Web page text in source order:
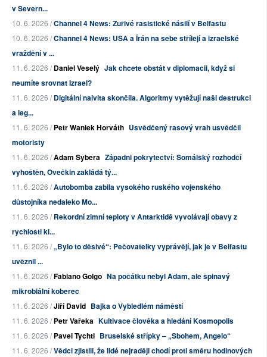
v Severn...
10. 6. 2026 /Channel 4 News: Zuřivé rasistické násilí v Belfastu
10. 6. 2026 /Channel 4 News: USA a Írán na sebe střílejí a izraelské
vraždění v ...
11. 6. 2026 /Daniel Veselý Jak chcete obstát v diplomacii, když si
neumíte srovnat Izrael?
11. 6. 2026 /Digitální naivita skončila. Algoritmy vytěžují naši destrukci
a leg...
11. 6. 2026 /Petr Waniek Horváth Usvědčený rasový vrah usvědčil
motoristy
11. 6. 2026 /Adam Sybera Západni pokrytectví: Somálský rozhodčí
vyhoštěn, Ovečkin zakládá tý...
11. 6. 2026 /Autobomba zabila vysokého ruského vojenského
důstojníka nedaleko Mo...
11. 6. 2026 /Rekordní zimní teploty v Antarktidě vyvolávají obavy z
rychlosti kl...
11. 6. 2026 /„Bylo to děsivé“: Pečovatelky vyprávějí, jak je v Belfastu
uvěznil ...
11. 6. 2026 /Fabiano Golgo Na počátku nebyl Adam, ale špinavý
mikrobiální koberec
11. 6. 2026 /Jiří David Bajka o Vybledlém náměstí
11. 6. 2026 /Petr Vařeka Kultivace člověka a hledání Kosmopolis
11. 6. 2026 /Pavel Tychtl Bruselské střípky – „Sbohem, Angelo“
11. 6. 2026 /Vědci zjistili, že lidé nejraději chodí proti směru hodinových